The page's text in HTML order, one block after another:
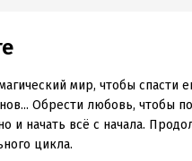
мир, чтобы спасти
Обрести любовь, чтобы
и начать всё с начала.
цикла.